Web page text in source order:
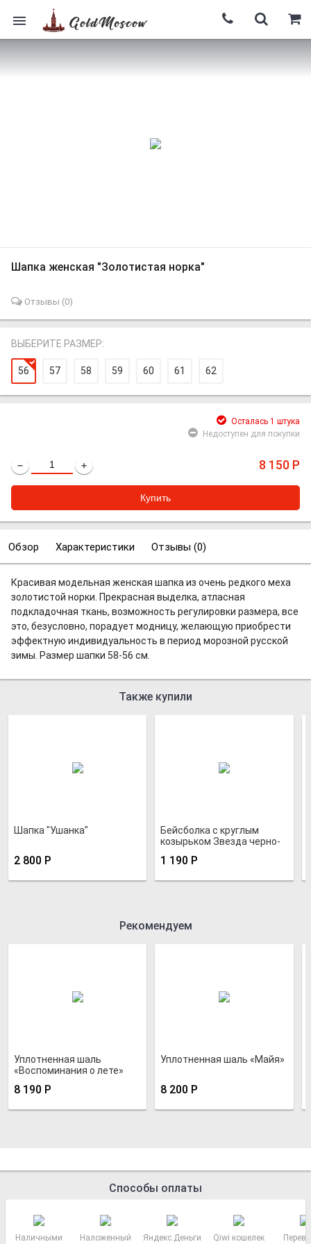
Шапка женская "Золотистая норка"
Отзывы (0)
ВЫБЕРИТЕ РАЗМЕР:
56 57 58 59 60 61 62
Осталась 1 штука
Недоступен для покупки
− + 8 150 Р
Обзор Характеристики Отзывы (0)
Красивая модельная женская шапка из очень редкого меха
золотистой норки. Прекрасная выделка, атласная
подкладочная ткань, возможность регулировки размера, все
это, безусловно, порадует модницу, желающую приобрести
эффектную индивидуальность в период морозной русской
зимы. Размер шапки 58-56 см.
Также купили
Шапка "Ушанка"
2 800 Р
Бейсболка с круглым
козырьком Звезда черно-
1 190 Р
Рекомендуем
Уплотненная шаль
«Воспоминания о лете»
8 190 Р
Уплотненная шаль «Майя»
8 200 Р
Способы оплаты
Наличными
Наложенный
Яндекс.Деньги Qiwi кошелек